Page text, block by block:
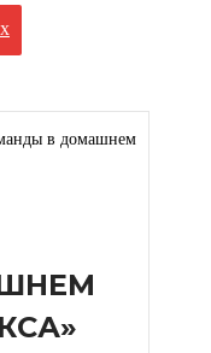
в домашнем